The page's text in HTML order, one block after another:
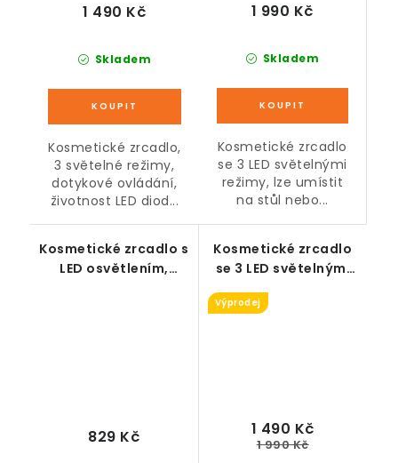
Skladem
1 490 Kč
Kosmetické zrcadlo,
3 světelné režimy,
dotykové ovládání,
životnost LED diod...
Skladem
1 990 Kč
Kosmetické zrcadlo
se 3 LED světelnými
režimy, lze umístit
na stůl nebo...
Kosmetické zrcadlo s
LED osvětlením,
829 Kč
Kosmetické zrcadlo
se 3 LED světelnými
režimy a 1 zásuvkou,
bílé - NEKOMPLETNÍ
Výprodej
1 490 Kč
1 990 Kč